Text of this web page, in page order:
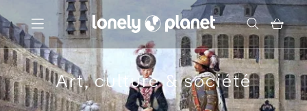
Menu
Art, culture & société